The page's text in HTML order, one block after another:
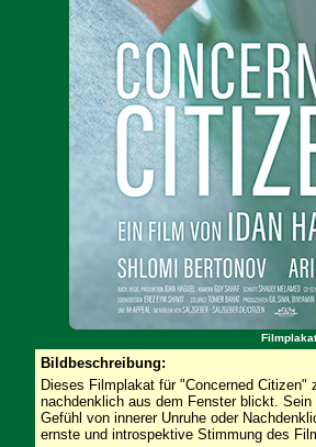
Bildbeschreibung:
Dieses Filmplakat für "Concerned
nachdenklich aus dem Fenster blickt.
Gefühl von innerer Unruhe oder
ernste und introspektive Stimmung des